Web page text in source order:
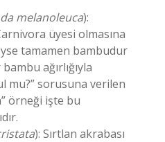
melanoleuca):
üyesi olmasına
tamamen bambudur
ağırlığıyla
mu?” sorusuna verilen
örneği işte bu
): Sırtlan akrabası